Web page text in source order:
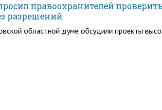
правоохранителей
разрешений
областной думе обсудили проекты